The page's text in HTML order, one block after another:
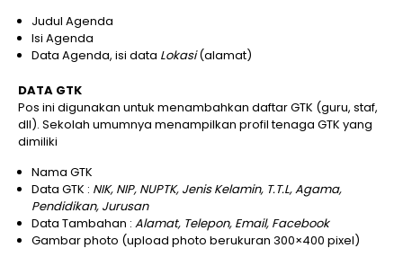
Judul Agenda
Isi Agenda
Data Agenda, isi data Lokasi(alamat)
DATA GTK
Pos ini digunakan untuk menambahkan daftar GTK (guru, staf,
dll). Sekolah umumnya menampilkan profil tenaga GTK yang
dimiliki
Nama GTK
Data GTK : NIK, NIP, NUPTK, Jenis Kelamin, T.T.L, Agama,
Pendidikan, Jurusan
Data Tambahan : Alamat, Telepon, Email, Facebook
Gambar photo (upload photo berukuran 300×400 pixel)